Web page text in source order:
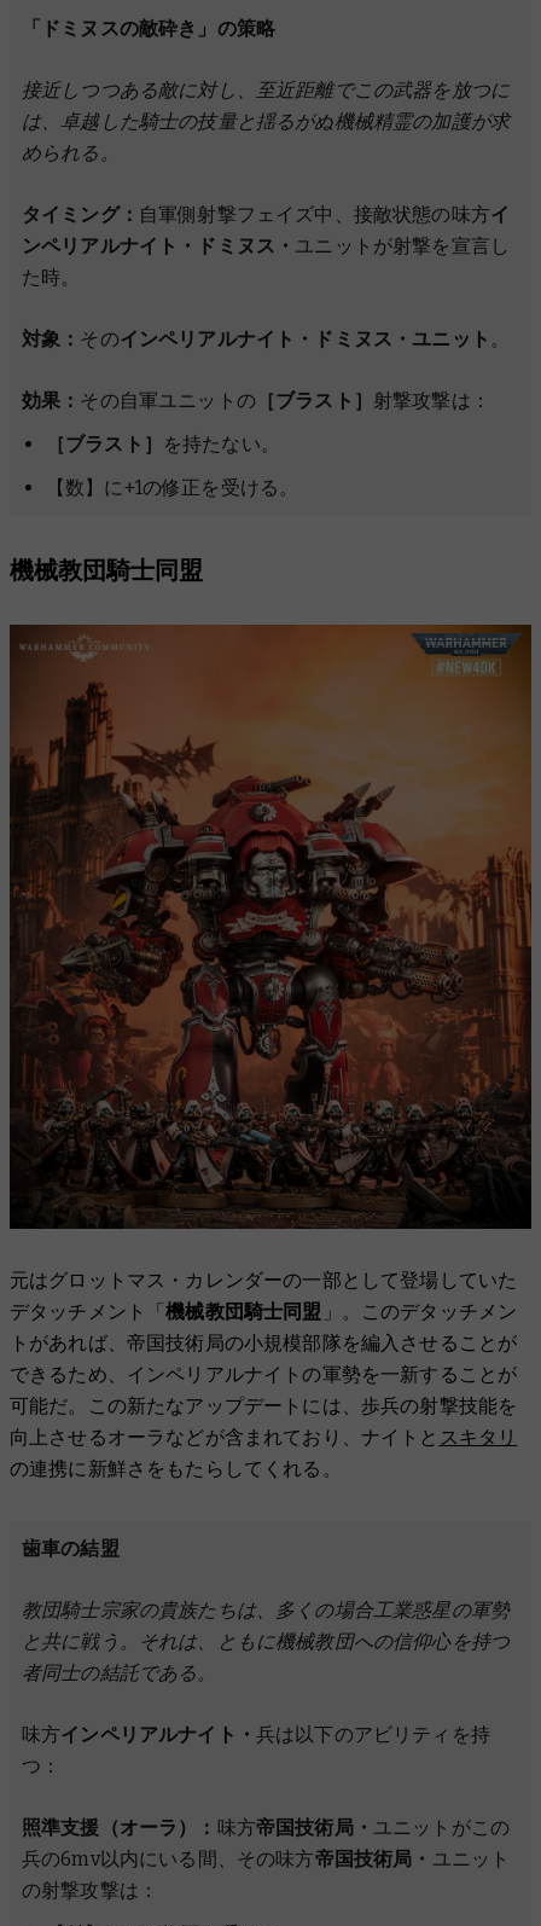
「ドミヌスの敵砕き」の策略
接近しつつある敵に対し、至近距離でこの武器を放つに
は、卓越した騎士の技量と揺るがぬ機械精霊の加護が求
められる。
タイミング： 自軍側射撃フェイズ中、接敵状態の味方イ
ンペリアルナイト・ドミヌス・ ユニットが射撃を宣言し
た時。
対象： そのインペリアルナイト・ドミヌス・ユニット 。
効果： その自軍ユニットの ［ブラスト］ 射撃攻撃は：
［ブラスト］
を持たない。
【数】に+1の修正を受ける。
機械教団騎士同盟
元はグロットマス・カレンダーの一部として登場していた
デタッチメント「機械教団騎士同盟 」。このデタッチメン
トがあれば、帝国技術局の小規模部隊を編入させることが
できるため、インペリアルナイトの軍勢を一新することが
可能だ。この新たなアップデートには、歩兵の射撃技能を
向上させるオーラなどが含まれており、ナイトと スキタリ
の連携に新鮮さをもたらしてくれる。
歯車の結盟
教団騎士宗家の貴族たちは、多くの場合工業惑星の軍勢
と共に戦う。それは、ともに機械教団への信仰心を持つ
者同士の結託である。
味方インペリアルナイト・ 兵は以下のアビリティを持
つ：
照準支援（オーラ）： 味方帝国技術局・ ユニットがこの
兵の6mv以内にいる間、その味方帝国技術局・ ユニット
の射撃攻撃は：